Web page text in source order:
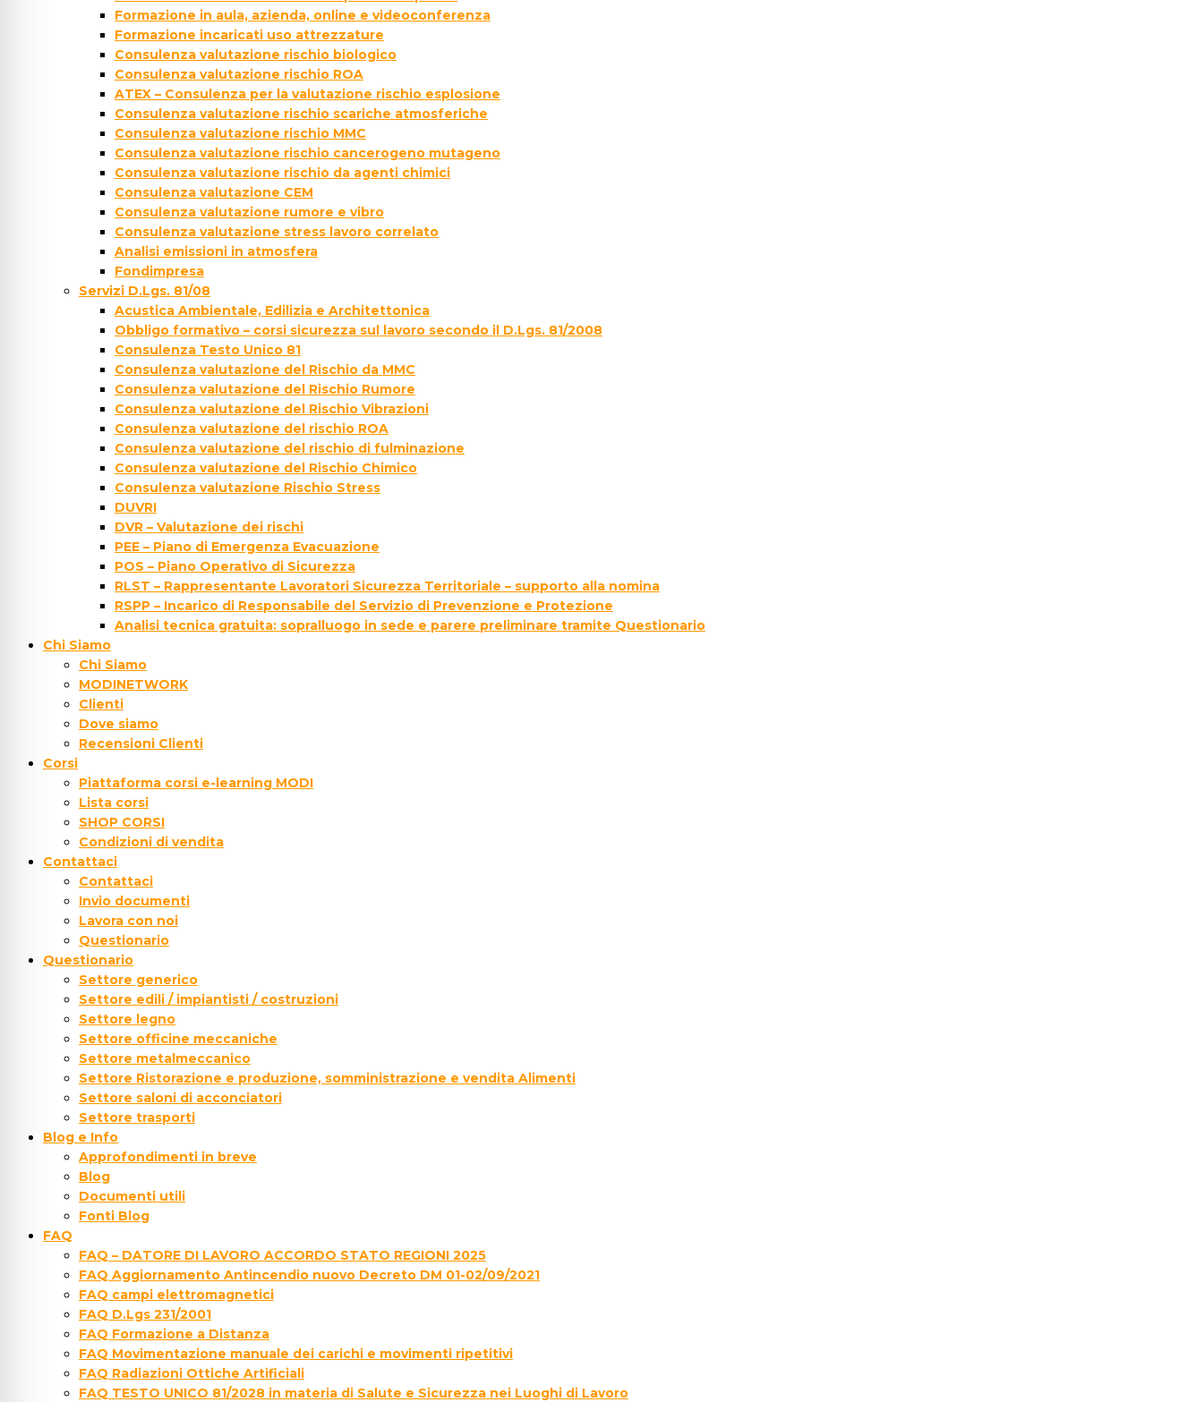
Formazione in aula, azienda, online e videoconferenza
Formazione incaricati uso attrezzature
Consulenza valutazione rischio biologico
Consulenza valutazione rischio ROA
ATEX – Consulenza per la valutazione rischio esplosione
Consulenza valutazione rischio scariche atmosferiche
Consulenza valutazione rischio MMC
Consulenza valutazione rischio cancerogeno mutageno
Consulenza valutazione rischio da agenti chimici
Consulenza valutazione CEM
Consulenza valutazione rumore e vibro
Consulenza valutazione stress lavoro correlato
Analisi emissioni in atmosfera
Fondimpresa
Servizi D.Lgs. 81/08
Acustica Ambientale, Edilizia e Architettonica
Obbligo formativo – corsi sicurezza sul lavoro secondo il D.Lgs. 81/2008
Consulenza Testo Unico 81
Consulenza valutazione del Rischio da MMC
Consulenza valutazione del Rischio Rumore
Consulenza valutazione del Rischio Vibrazioni
Consulenza valutazione del rischio ROA
Consulenza valutazione del rischio di fulminazione
Consulenza valutazione del Rischio Chimico
Consulenza valutazione Rischio Stress
DUVRI
DVR – Valutazione dei rischi
PEE – Piano di Emergenza Evacuazione
POS – Piano Operativo di Sicurezza
RLST – Rappresentante Lavoratori Sicurezza Territoriale – supporto alla nomina
RSPP – Incarico di Responsabile del Servizio di Prevenzione e Protezione
Analisi tecnica gratuita: sopralluogo in sede e parere preliminare tramite Questionario
Chi Siamo
Chi Siamo
MODINETWORK
Clienti
Dove siamo
Recensioni Clienti
Corsi
Piattaforma corsi e-learning MODI
Lista corsi
SHOP CORSI
Condizioni di vendita
Contattaci
Contattaci
Invio documenti
Lavora con noi
Questionario
Questionario
Settore generico
Settore edili / impiantisti / costruzioni
Settore legno
Settore officine meccaniche
Settore metalmeccanico
Settore Ristorazione e produzione, somministrazione e vendita Alimenti
Settore saloni di acconciatori
Settore trasporti
Blog e Info
Approfondimenti in breve
Blog
Documenti utili
Fonti Blog
FAQ
FAQ – DATORE DI LAVORO ACCORDO STATO REGIONI 2025
FAQ Aggiornamento Antincendio nuovo Decreto DM 01-02/09/2021
FAQ campi elettromagnetici
FAQ D.Lgs 231/2001
FAQ Formazione a Distanza
FAQ Movimentazione manuale dei carichi e movimenti ripetitivi
FAQ Radiazioni Ottiche Artificiali
FAQ TESTO UNICO 81/2028 in materia di Salute e Sicurezza nei Luoghi di Lavoro